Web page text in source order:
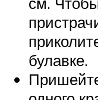
булавке.